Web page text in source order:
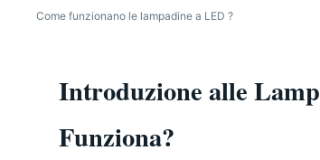
Come funzionano le lampadine a LED ?
Introduzione alle
Funziona?